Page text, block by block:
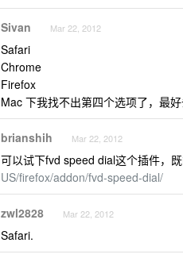
Sivan Mar 22, 2012
Safari
Chrome
Firefox
Mac 下我找不出第四个选项了，最好
brianshih Mar 22, 2012
可以试下fvd speed dial这个插件，
US/firefox/addon/fvd-speed-dial/
zwl2828 Mar 22, 2012
Safari.